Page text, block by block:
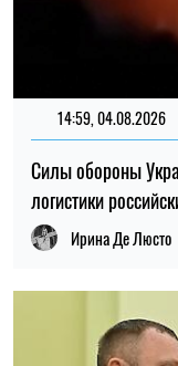
14:30, 04.08.2026
нарушениях в
Ирина Де Люсто